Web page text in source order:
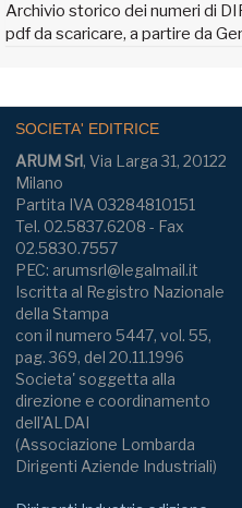
Archivio storico dei numeri di
pdf da scaricare, a partire da
SOCIETA' EDITRICE
ARUM Srl, Via Larga 31, 20122
Milano
Partita IVA 03284810151
Tel. 02.5837.6208 - Fax
02.5830.7557
PEC: arumsrl@legalmail.it
Iscritta al Registro Nazionale
della Stampa
con il numero 5447, vol. 55,
pag. 369, del 20.11.1996
Societa' soggetta alla
direzione e coordinamento
dell'ALDAI
(Associazione Lombarda
Dirigenti Aziende Industriali)